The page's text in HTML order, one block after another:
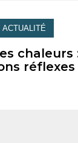
ACTUALITÉ
chaleurs
réflexes